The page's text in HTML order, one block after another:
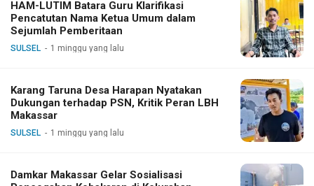
HAM-LUTIM Batara Guru Klarifikasi
Pencatutan Nama Ketua Umum dalam
Sejumlah Pemberitaan
SULSEL 1 minggu yang lalu
Karang Taruna Desa Harapan Nyatakan
Dukungan terhadap PSN, Kritik Peran LBH
Makassar
SULSEL 1 minggu yang lalu
Damkar Makassar Gelar Sosialisasi